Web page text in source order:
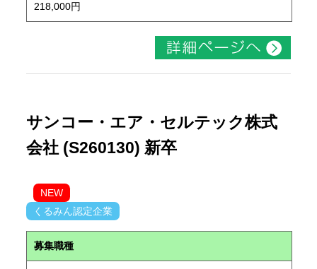
218,000円
サンコー・エア・セルテック株式
会社 (S260130) 新卒
NEW
くるみん認定企業
募集職種